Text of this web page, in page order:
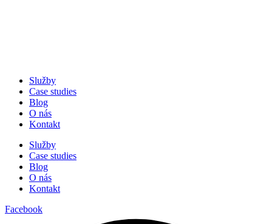
Služby
Case studies
Blog
O nás
Kontakt
Služby
Case studies
Blog
O nás
Kontakt
Facebook